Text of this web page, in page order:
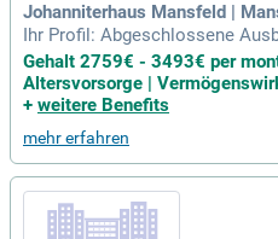
Johanniterhaus Mansfeld |
Ihr Profil: Abgeschlossene
ent:in oder Pflegehelfer:in
nd Freude am Umgang mit
schen; Sie kommen aus der
Gehalt 2759€ - 3493€ per
Altersvorsorge |
+ weitere Benefits
mehr erfahren